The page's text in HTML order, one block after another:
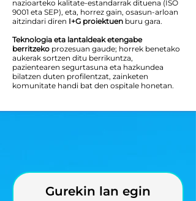
nazioarteko kalitate-estandarrak dituena (ISO
9001 eta SEP), eta, horrez gain, osasun-arloan
aitzindari diren I+G proiektuen buru gara.
Teknologia eta lantaldeak etengabe
berritzeko prozesuan gaude; horrek benetako
aukerak sortzen ditu berrikuntza,
pazientearen segurtasuna eta hazkundea
bilatzen duten profilentzat, zainketen
komunitate handi bat den ospitale honetan.
Gurekin lan egin